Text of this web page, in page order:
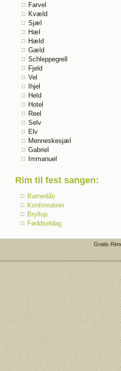
Farvel
Kvæld
Sjæl
Hæl
Hæld
Gæld
Schleppegrell
Fjeld
Vel
Ihjel
Held
Hotel
Reel
Selv
Elv
Menneskesjæl
Gabriel
Immanuel
Rim til fest sangen:
Barnedåb
Konfirmation
Bryllup
Føddseldag
Gratis